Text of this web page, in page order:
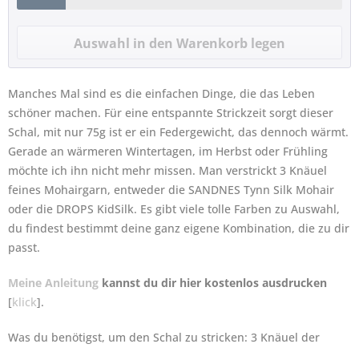
Manches Mal sind es die einfachen Dinge, die das Leben
schöner machen. Für eine entspannte Strickzeit sorgt dieser
Schal, mit nur 75g ist er ein Federgewicht, das dennoch wärmt.
Gerade an wärmeren Wintertagen, im Herbst oder Frühling
möchte ich ihn nicht mehr missen. Man verstrickt 3 Knäuel
feines Mohairgarn, entweder die SANDNES Tynn Silk Mohair
oder die DROPS KidSilk. Es gibt viele tolle Farben zu Auswahl,
du findest bestimmt deine ganz eigene Kombination, die zu dir
passt.
Meine Anleitung kannst du dir hier kostenlos ausdrucken
[klick].
Was du benötigst, um den Schal zu stricken: 3 Knäuel der